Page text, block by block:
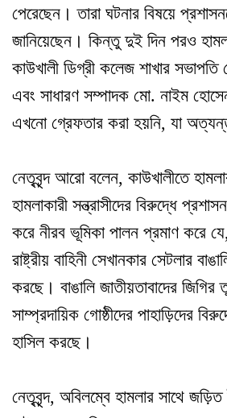
পেরেছেন। তারা ঘটনার বিষয়ে
জানিয়েছেন। কিন্তু দুই দিন পরও
কাউখালী ডিগ্রী কলেজ শাখার
এবং সাধারণ সম্পাদক মো. নাইম
এখনো গ্রেফতার করা হয়নি, যা
নেতৃবৃন্দ আরো বলেন, কাউখালীতে
হামলাকারী সন্ত্রাসীদের বিরুদ্ধে
করে নীরব ভূমিকা পালন প্রমাণ করে যে,
রাষ্ট্রীয় বাহিনী সেখানকার সেটলার
করছে। বাঙালি জাতীয়তাবাদের জিগির
সাম্প্রদায়িক গোষ্ঠীদের পাহাড়িদের
হাসিল করছে।
নেতৃবৃন্দ, অবিলম্বে হামলার সাথে